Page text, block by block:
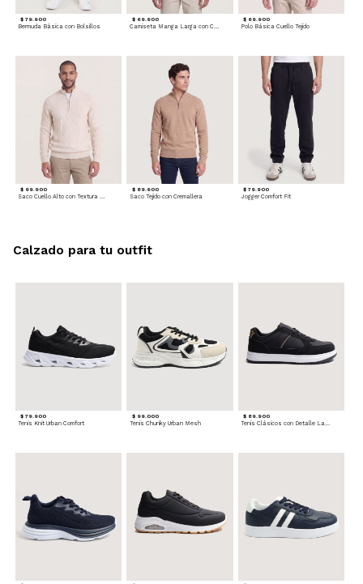
$ 79.900
Bermuda Básica con Bolsillos
$ 69.900
Camiseta Manga Larga con Cuello Henley
$ 69.900
Polo Básica Cuello Tejido
$ 99.900 $ 89.900
Saco Tejido con Cremallera
$ 79.900
Jogger Comfort Fit
$ 79.900
Tenis Knit Urban Comfort
$ 99.000
Tenis Chunky Urban Mesh
$ 89.900
Calzado para tu outfit